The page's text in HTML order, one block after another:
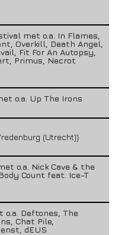
met o.a. In Flames,
Overkill, Death Angel,
Fit For An Autopsy,
Primus, Necrot
o.a. Up The Irons
(Utrecht))
o.a. Nick Cave & the
Count feat. Ice-T
o.a. Deftones, The
Chat Pile,
dEUS